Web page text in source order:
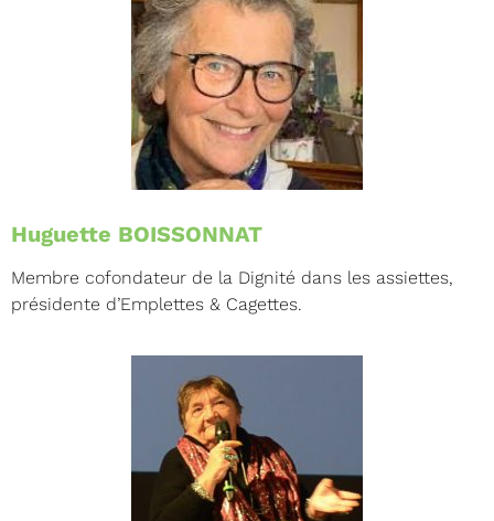
Huguette BOISSONNAT
Membre cofondateur de la Dignité dans les assiettes,
présidente d’Emplettes & Cagettes.